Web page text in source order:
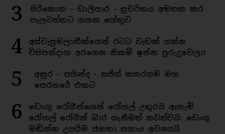
3
සිරිකොත - ඩාලිපාර - සුචරිතය අමතක කර
පැලවත්තට ගහන හේතුව
4
අස්වැසුමලාභීන්ගෙන් රටට වැඩක් ගන්න
විසිපන්දාහ අරගෙන නිකම් ඉන්න පුරුදුවෙලා!
5
අනුර - පහින්ද - සජිත් කතරගම මහ
පෙරහරේ එකට
6
ඩෙංගු රෝගීන්ගෙන් රෝහල් උතුරයි ඇතැම්
රෝහල් රෝගීන් බාර ගැනීමත් නවත්වයි: ඩෙංගු
මඬින්න උපරිම ජනතා සහාය අවශ්‍යයි